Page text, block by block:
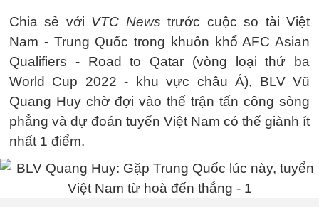
Chia sẻ với VTC Newstrước cuộc so tài Việt
Nam - Trung Quốc trong khuôn khổ AFC Asian
Qualifiers - Road to Qatar (vòng loại thứ ba
World Cup 2022 - khu vực châu Á), BLV Vũ
Quang Huy chờ đợi vào thế trận tấn công sòng
phẳng và dự đoán tuyển Việt Nam có thể giành ít
nhất 1 điểm.